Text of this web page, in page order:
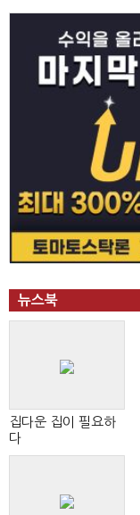
뉴스북
집다운 집이 필요하
다